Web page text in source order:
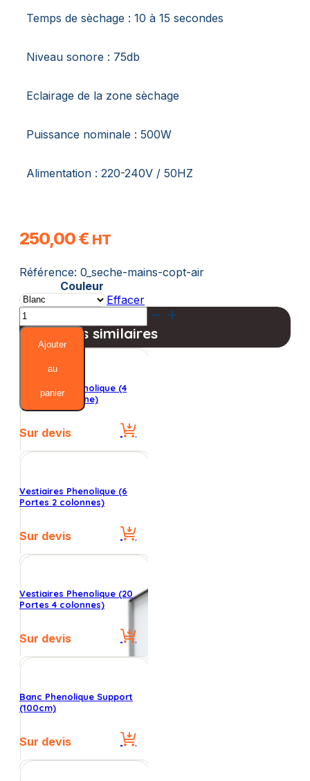
Temps de sèchage : 10 à 15 secondes
Niveau sonore : 75db
Eclairage de la zone sèchage
Puissance nominale : 500W
Alimentation : 220-240V / 50HZ
250,00€ HT
Référence: 0_seche-mains-copt-air
Couleur
Effacer
quantité
de
Seche-
Mains
Copt’Air
Ajouter
au
panier
Produits similaires
Vestiaires Phenolique (4
Portes 1 colonne)
Sur devis
Vestiaires Phenolique (6
Portes 2 colonnes)
Sur devis
Vestiaires Phenolique (20
Portes 4 colonnes)
Sur devis
Banc Phenolique Support
(100cm)
Sur devis